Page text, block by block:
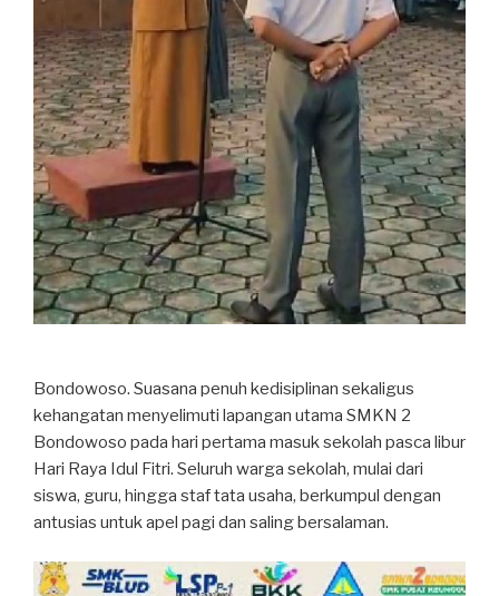
Bondowoso. Suasana penuh kedisiplinan sekaligus
kehangatan menyelimuti lapangan utama SMKN 2
Bondowoso pada hari pertama masuk sekolah pasca libur
Hari Raya Idul Fitri. Seluruh warga sekolah, mulai dari
siswa, guru, hingga staf tata usaha, berkumpul dengan
antusias untuk apel pagi dan saling bersalaman.